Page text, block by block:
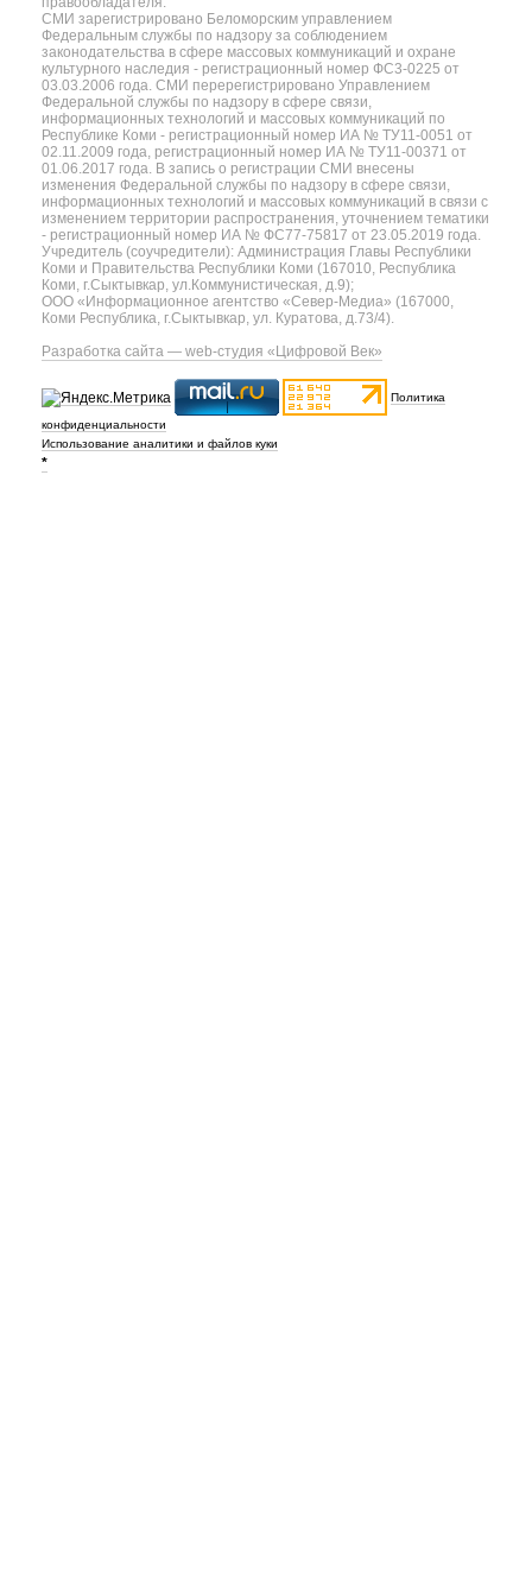
СМИ зарегистрировано Беломорским управлением
Федеральным службы по надзору за соблюдением
законодательства в сфере массовых коммуникаций и охране
культурного наследия - регистрационный номер ФС3-0225 от
03.03.2006 года. СМИ перерегистрировано Управлением
Федеральной службы по надзору в сфере связи,
информационных технологий и массовых коммуникаций по
Республике Коми - регистрационный номер ИА № ТУ11-0051 от
02.11.2009 года, регистрационный номер ИА № ТУ11-00371 от
01.06.2017 года. В запись о регистрации СМИ внесены
изменения Федеральной службы по надзору в сфере связи,
информационных технологий и массовых коммуникаций в связи с
изменением территории распространения, уточнением тематики
- регистрационный номер ИА № ФС77-75817 от 23.05.2019 года.
Учредитель (соучредители): Администрация Главы Республики
Коми и Правительства Республики Коми (167010, Республика
Коми, г.Сыктывкар, ул.Коммунистическая, д.9);
ООО «Информационное агентство «Север-Медиа» (167000,
Коми Республика, г.Сыктывкар, ул. Куратова, д.73/4).
Разработка сайта — web-студия «Цифровой Век»
Политика
конфиденциальности
Использование аналитики и файлов куки
*